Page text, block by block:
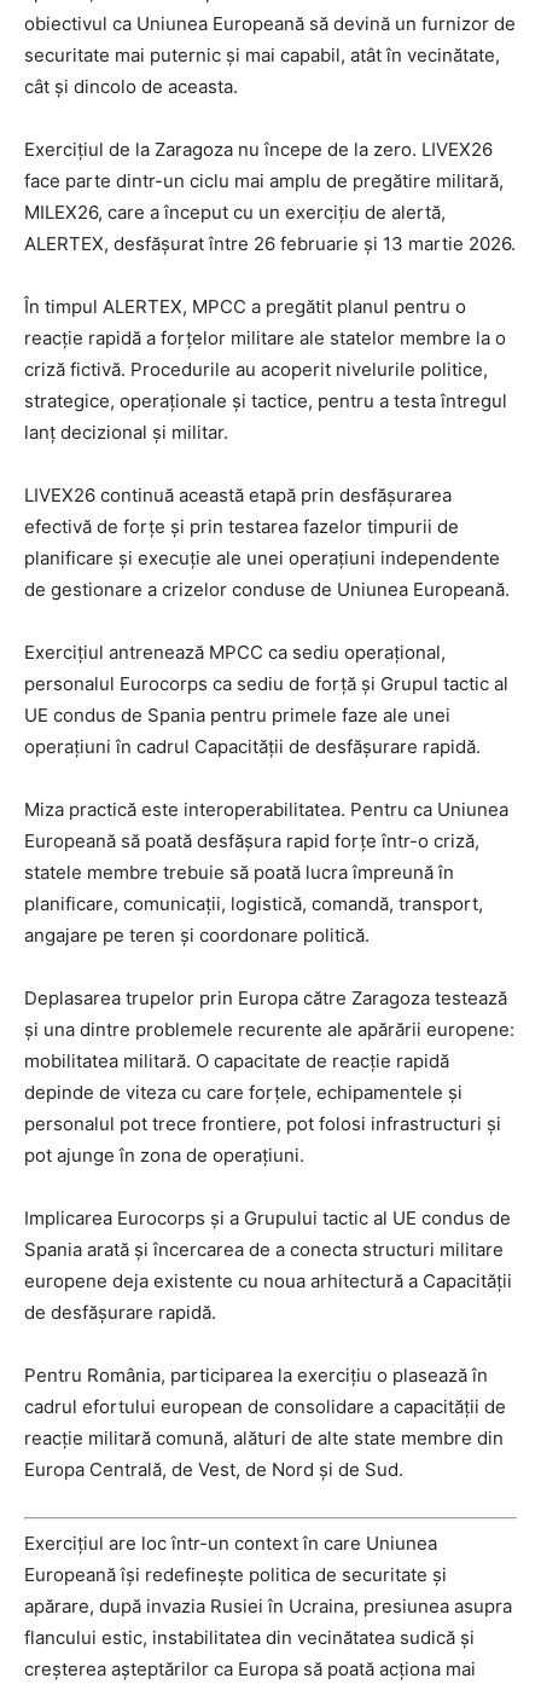
obiectivul ca Uniunea Europeană să devină un furnizor de
securitate mai puternic și mai capabil, atât în vecinătate,
cât și dincolo de aceasta.
Exercițiul de la Zaragoza nu începe de la zero. LIVEX26
face parte dintr-un ciclu mai amplu de pregătire militară,
MILEX26, care a început cu un exercițiu de alertă,
ALERTEX, desfășurat între 26 februarie și 13 martie 2026.
În timpul ALERTEX, MPCC a pregătit planul pentru o
reacție rapidă a forțelor militare ale statelor membre la o
criză fictivă. Procedurile au acoperit nivelurile politice,
strategice, operaționale și tactice, pentru a testa întregul
lanț decizional și militar.
LIVEX26 continuă această etapă prin desfășurarea
efectivă de forțe și prin testarea fazelor timpurii de
planificare și execuție ale unei operațiuni independente
de gestionare a crizelor conduse de Uniunea Europeană.
Exercițiul antrenează MPCC ca sediu operațional,
personalul Eurocorps ca sediu de forță și Grupul tactic al
UE condus de Spania pentru primele faze ale unei
operațiuni în cadrul Capacității de desfășurare rapidă.
Miza practică este interoperabilitatea. Pentru ca Uniunea
Europeană să poată desfășura rapid forțe într-o criză,
statele membre trebuie să poată lucra împreună în
planificare, comunicații, logistică, comandă, transport,
angajare pe teren și coordonare politică.
Deplasarea trupelor prin Europa către Zaragoza testează
și una dintre problemele recurente ale apărării europene:
mobilitatea militară. O capacitate de reacție rapidă
depinde de viteza cu care forțele, echipamentele și
personalul pot trece frontiere, pot folosi infrastructuri și
pot ajunge în zona de operațiuni.
Implicarea Eurocorps și a Grupului tactic al UE condus de
Spania arată și încercarea de a conecta structuri militare
europene deja existente cu noua arhitectură a Capacității
de desfășurare rapidă.
Pentru România, participarea la exercițiu o plasează în
cadrul efortului european de consolidare a capacității de
reacție militară comună, alături de alte state membre din
Europa Centrală, de Vest, de Nord și de Sud.
Exercițiul are loc într-un context în care Uniunea
Europeană își redefinește politica de securitate și
apărare, după invazia Rusiei în Ucraina, presiunea asupra
flancului estic, instabilitatea din vecinătatea sudică și
creșterea așteptărilor ca Europa să poată acționa mai